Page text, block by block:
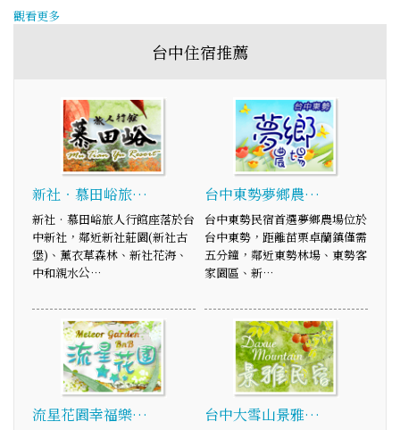
觀看更多
台中住宿推薦
新社‧慕田峪旅…
新社‧慕田峪旅人行館座落於台
中新社，鄰近新社莊園(新社古
堡)、薰衣草森林、新社花海、
中和親水公…
台中東勢夢鄉農…
台中東勢民宿首選夢鄉農場位於
台中東勢，距離苗栗卓蘭鎮僅需
五分鐘，鄰近東勢林場、東勢客
家園區、新…
流星花園幸福樂… 台中大雪山景雅…